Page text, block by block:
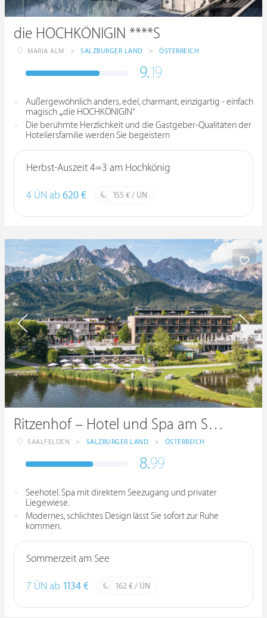
die HOCHKÖNIGIN ****S
MARIA ALM > SALZBURGER LAND > ÖSTERREICH
9.19
Außergewöhnlich anders, edel, charmant, einzigartig - einfach
magisch „die HOCHKÖNIGIN“
Die berühmte Herzlichkeit und die Gastgeber-Qualitäten der
Hoteliersfamilie werden Sie begeistern
Herbst-Auszeit 4=3 am Hochkönig
4 ÜN ab 620 € 155 € / ÜN
Ritzenhof – Hotel und Spa am See ****S
SAALFELDEN > SALZBURGER LAND > ÖSTERREICH
8.99
Seehotel. Spa mit direktem Seezugang und privater
Liegewiese.
Modernes, schlichtes Design lässt Sie sofort zur Ruhe
kommen.
Sommerzeit am See
7 ÜN ab 1134 € 162 € / ÜN